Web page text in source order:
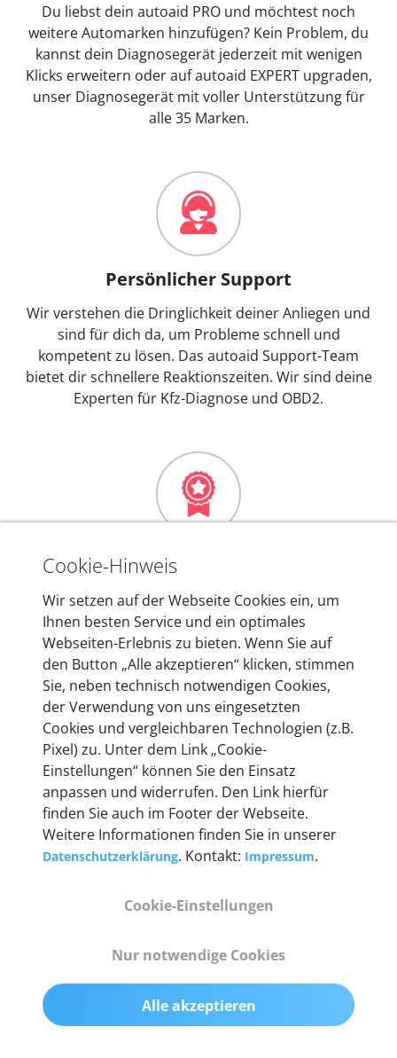
Du liebst dein autoaid PRO und möchtest noch
weitere Automarken hinzufügen? Kein Problem, du
kannst dein Diagnosegerät jederzeit mit wenigen
Klicks erweitern oder auf autoaid EXPERT upgraden,
unser Diagnosegerät mit voller Unterstützung für
alle 35 Marken.
Persönlicher Support
Wir verstehen die Dringlichkeit deiner Anliegen und
sind für dich da, um Probleme schnell und
kompetent zu lösen. Das autoaid Support-Team
bietet dir schnellere Reaktionszeiten. Wir sind deine
Experten für Kfz-Diagnose und OBD2.
Mehr als 10 Jahre Erfahrung
In den Kfz-Diagnosegeräten von autoaid stecken
mehr als 10 Jahre Erfahrung, und auch in Zukunft
entwickeln wir unsere Produkte am Standort in
Berlin laufend weiter. Auf diese Qualität vertrauen
heute mehr als 60.000 Privatkunden und
Unternehmen.
Technische Details &
Lieferumfang
Abmessungen
Gewicht
200 g
Cookie-Hinweis
Wir setzen auf der Webseite Cookies ein, um
Ihnen besten Service und ein optimales
Webseiten-Erlebnis zu bieten. Wenn Sie auf
den Button „Alle akzeptieren“ klicken, stimmen
Sie, neben technisch notwendigen Cookies,
der Verwendung von uns eingesetzten
Cookies und vergleichbaren Technologien (z.B.
Pixel) zu. Unter dem Link „Cookie-
Einstellungen“ können Sie den Einsatz
anpassen und widerrufen. Den Link hierfür
finden Sie auch im Footer der Webseite.
Weitere Informationen finden Sie in unserer
Datenschutzerklärung. Kontakt: Impressum.
Cookie-Einstellungen
Nur notwendige Cookies
Alle akzeptieren